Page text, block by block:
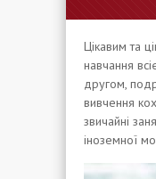
Цікавим та
навчання
другом,
вивчення
звичайні
іноземної